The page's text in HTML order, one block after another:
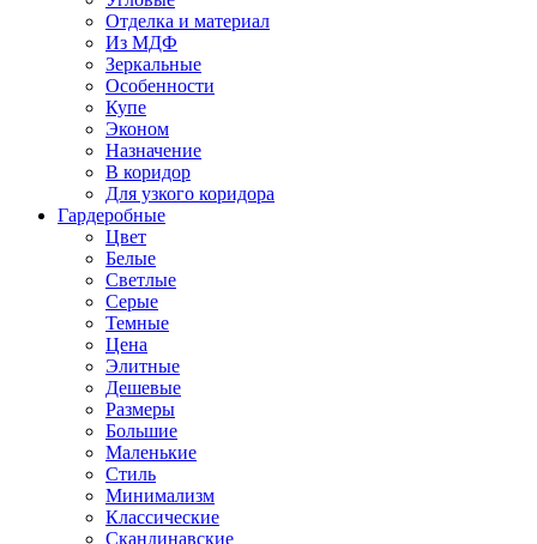
Отделка и материал
Из МДФ
Зеркальные
Особенности
Купе
Эконом
Назначение
В коридор
Для узкого коридора
Гардеробные
Цвет
Белые
Светлые
Серые
Темные
Цена
Элитные
Дешевые
Размеры
Большие
Маленькие
Стиль
Минимализм
Классические
Скандинавские